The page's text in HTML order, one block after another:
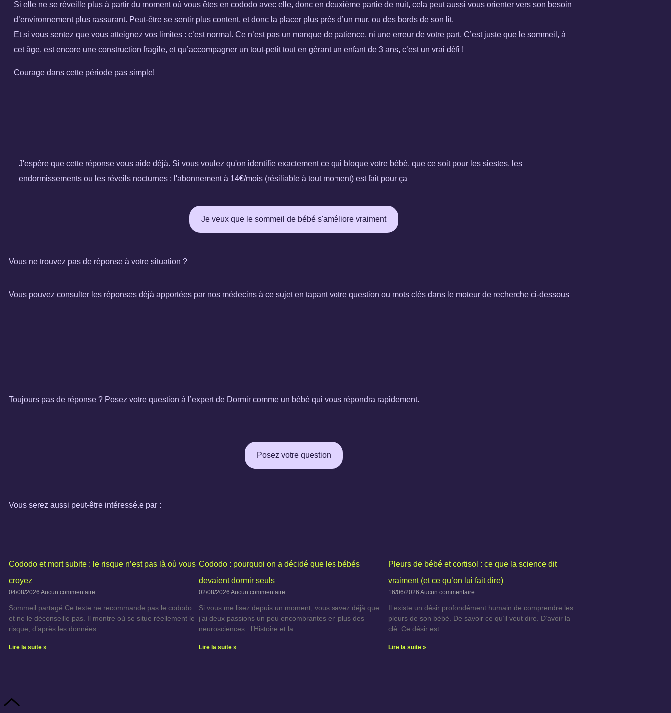
Si elle ne se réveille plus à partir du moment où vous êtes en cododo avec elle, donc en deuxième partie de nuit, cela peut aussi vous orienter vers son besoin
d’environnement plus rassurant. Peut-être se sentir plus content, et donc la placer plus près d’un mur, ou des bords de son lit.
Et si vous sentez que vous atteignez vos limites : c’est normal. Ce n’est pas un manque de patience, ni une erreur de votre part. C’est juste que le sommeil, à
cet âge, est encore une construction fragile, et qu’accompagner un tout-petit tout en gérant un enfant de 3 ans, c’est un vrai défi !
Courage dans cette période pas simple!
J'espère que cette réponse vous aide déjà. Si vous voulez qu'on identifie exactement ce qui bloque votre bébé, que ce soit pour les siestes, les
endormissements ou les réveils nocturnes : l'abonnement à 14€/mois (résiliable à tout moment) est fait pour ça
Je veux que le sommeil de bébé s'améliore vraiment
Vous ne trouvez pas de réponse à votre situation ?
Vous pouvez consulter les réponses déjà apportées par nos médecins à ce sujet en tapant votre question ou mots clés dans le moteur de recherche ci-dessous
Toujours pas de réponse ? Posez votre question à l’expert de Dormir comme un bébé qui vous répondra rapidement.
Posez votre question
Vous serez aussi peut-être intéressé.e par :
Cododo et mort subite : le risque n’est pas là où vous
croyez
04/08/2026 Aucun commentaire
Sommeil partagé Ce texte ne recommande pas le cododo
et ne le déconseille pas. Il montre où se situe réellement le
risque, d’après les données
Lire la suite »
Cododo : pourquoi on a décidé que les bébés
devaient dormir seuls
02/08/2026 Aucun commentaire
Si vous me lisez depuis un moment, vous savez déjà que
j’ai deux passions un peu encombrantes en plus des
neurosciences : l’Histoire et la
Lire la suite »
Pleurs de bébé et cortisol : ce que la science dit
vraiment (et ce qu’on lui fait dire)
16/06/2026 Aucun commentaire
Il existe un désir profondément humain de comprendre les
pleurs de son bébé. De savoir ce qu’il veut dire. D’avoir la
clé. Ce désir est
Lire la suite »